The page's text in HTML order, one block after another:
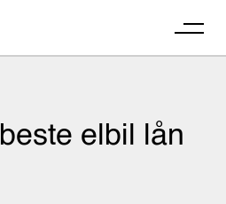
beste elbil lån